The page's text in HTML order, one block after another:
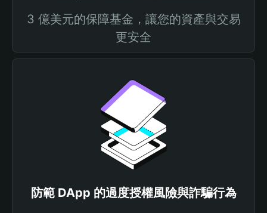
3 億美元的保障基金，讓您的資產與交易
更安全
防範 DApp 的過度授權風險與詐騙行為